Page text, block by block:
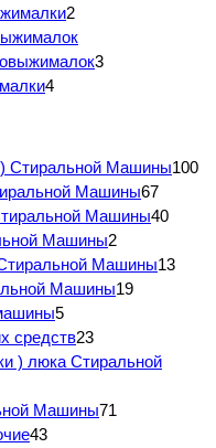
2
3
4
) Стиральной Машины100
Машины67
Машины40
Машины2
Машины13
Машины19
5
средств23
) люка Стиральной
Машины71
43